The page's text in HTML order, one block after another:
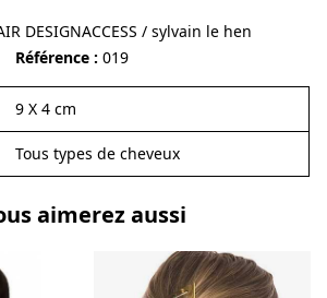
DESIGNACCESS / sylvain le hen
Référence
019
9 X 4 cm
Tous types de cheveux
aimerez aussi